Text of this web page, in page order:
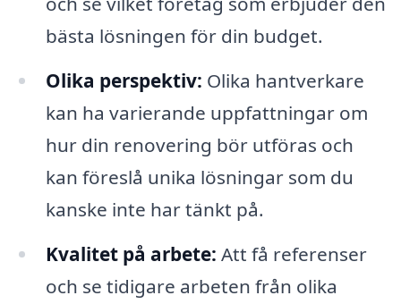
bästa lösningen för din budget.
Olika perspektiv: Olika hantverkare
kan ha varierande uppfattningar om
hur din renovering bör utföras och
kan föreslå unika lösningar som du
kanske inte har tänkt på.
Kvalitet på arbete: Att få referenser
och se tidigare arbeten från olika